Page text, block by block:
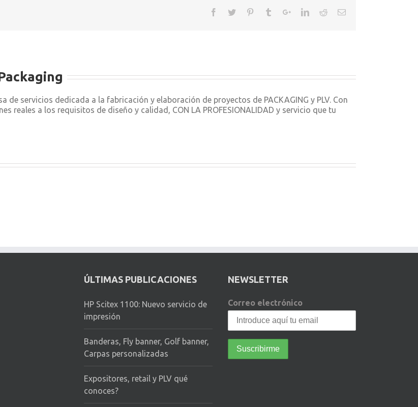
de servicios dedicada a la fabricación y elaboración de proyectos de PACKAGING y PLV. Con
reales a los requisitos de diseño y calidad, CON LA PROFESIONALIDAD y servicio que tu
ÚLTIMAS PUBLICACIONES
HP Scitex 1100: Nuevo servicio de
impresión
Banderas, Fly banner, Golf banner,
Carpas personalizadas
Expositores, retail y PLV qué
conoces?
NEWSLETTER
Correo electrónico